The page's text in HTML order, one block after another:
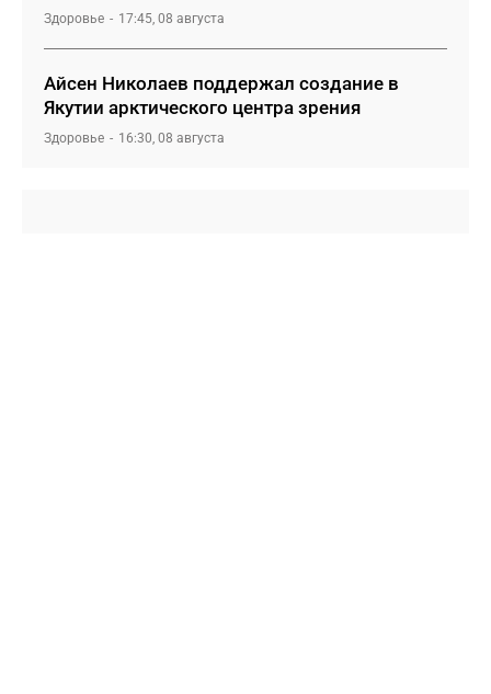
Здоровье 17:45, 08 августа
Айсен Николаев поддержал создание в
Якутии арктического центра зрения
Здоровье 16:30, 08 августа